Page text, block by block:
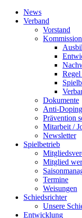
News
Verband
Vorstand
Dokumente
Anti-Doping
Prävention
Mitarbeit /
Newsletter
Spielbetrieb
Mitglied
Termine
Weisungen
Schiedsrichter
Unsere
Entwicklung